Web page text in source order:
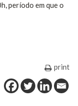
período em que o
print